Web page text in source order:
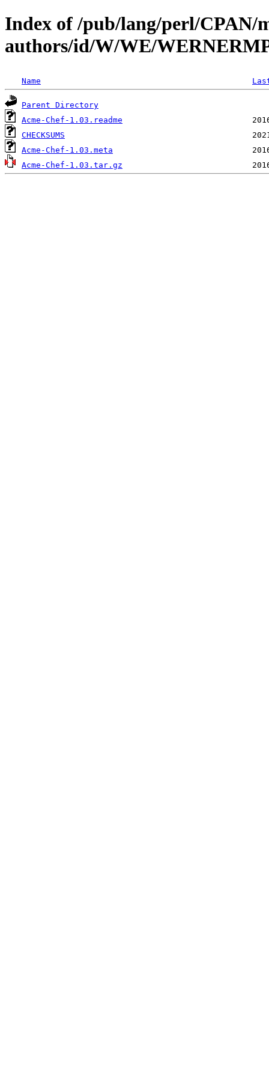
Index of /pub/lang/perl/CPAN/
authors/id/W/WE/
Name
Parent Directory
Acme-Chef-1.03.readme
CHECKSUMS
Acme-Chef-1.03.meta
Acme-Chef-1.03.tar.gz